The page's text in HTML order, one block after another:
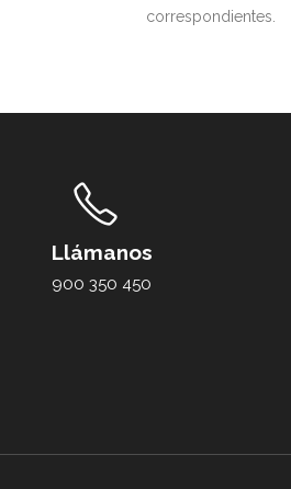
correspondientes.
Llámanos
900 350 450